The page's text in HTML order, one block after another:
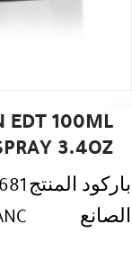
EDT 100ML
3.4OZ
باركود المنتج
الصانع